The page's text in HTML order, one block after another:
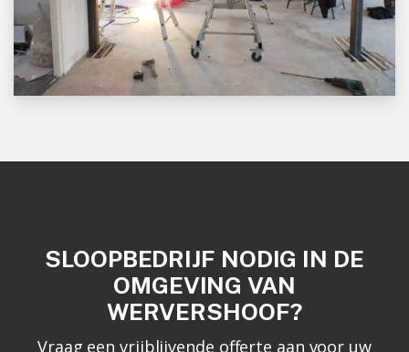
SLOOPBEDRIJF NODIG IN DE
OMGEVING VAN
WERVERSHOOF?
Vraag een vrijblijvende offerte aan voor uw